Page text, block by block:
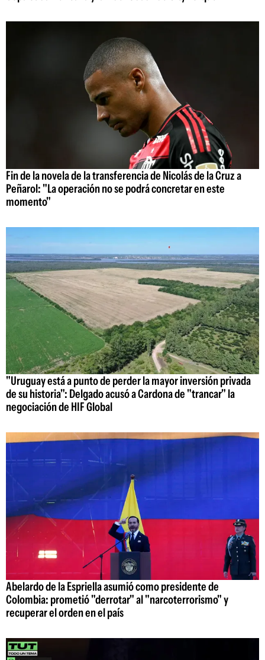
Fin de la novela de la transferencia de Nicolás de la Cruz a
Peñarol: "La operación no se podrá concretar en este
momento"
"Uruguay está a punto de perder la mayor inversión privada
de su historia": Delgado acusó a Cardona de "trancar" la
negociación de HIF Global
Abelardo de la Espriella asumió como presidente de
Colombia: prometió "derrotar" al "narcoterrorismo" y
recuperar el orden en el país